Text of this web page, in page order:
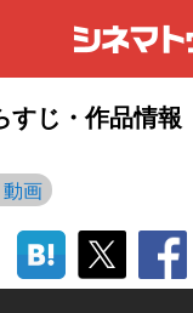
すじ・作品情報
画